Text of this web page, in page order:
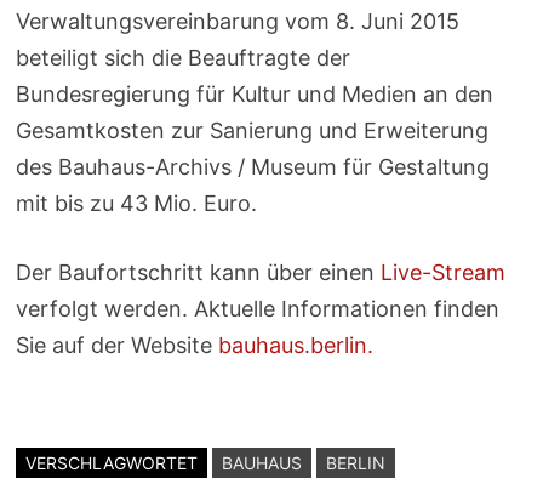
Verwaltungsvereinbarung vom 8. Juni 2015
beteiligt sich die Beauftragte der
Bundesregierung für Kultur und Medien an den
Gesamtkosten zur Sanierung und Erweiterung
des Bauhaus-Archivs / Museum für Gestaltung
mit bis zu 43 Mio. Euro.
Der Baufortschritt kann über einen Live-Stream
verfolgt werden. Aktuelle Informationen finden
Sie auf der Website bauhaus.berlin.
VERSCHLAGWORTET BAUHAUS BERLIN